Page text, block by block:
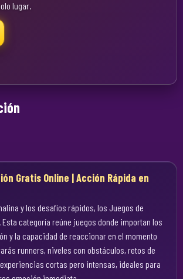
lugar.
Gratis Online | Acción Rápida en
y los desafíos rápidos, los Juegos de
categoría reúne juegos donde importan los
y la capacidad de reaccionar en el momento
runners, niveles con obstáculos, retos de
cortas pero intensas, ideales para